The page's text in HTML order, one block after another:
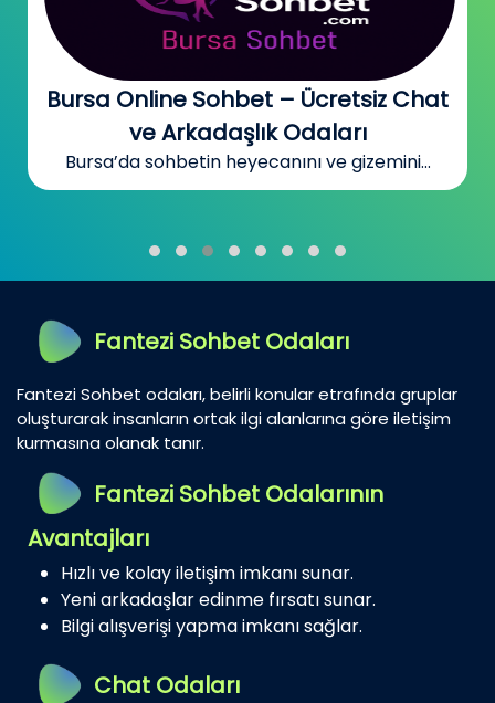
Bursa Online Sohbet – Ücretsiz Chat
ve Arkadaşlık Odaları
Bursa’da sohbetin heyecanını ve gizemini...
Fantezi Sohbet Odaları
Fantezi Sohbet odaları, belirli konular etrafında gruplar
oluşturarak insanların ortak ilgi alanlarına göre iletişim
kurmasına olanak tanır.
Fantezi Sohbet Odalarının
Avantajları
Hızlı ve kolay iletişim imkanı sunar.
Yeni arkadaşlar edinme fırsatı sunar.
Bilgi alışverişi yapma imkanı sağlar.
Chat Odaları